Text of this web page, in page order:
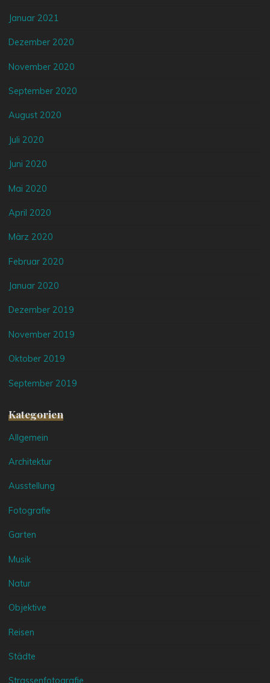
Januar 2021
Dezember 2020
November 2020
September 2020
August 2020
Juli 2020
Juni 2020
Mai 2020
April 2020
März 2020
Februar 2020
Januar 2020
Dezember 2019
November 2019
Oktober 2019
September 2019
Kategorien
Allgemein
Architektur
Ausstellung
Fotografie
Garten
Musik
Natur
Objektive
Reisen
Städte